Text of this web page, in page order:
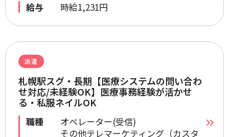
給与
時給1,231円
派遣
札幌駅スグ・長期【医療システムの問い合わ
せ対応/未経験OK】医療事務経験が活かせ
る・私服ネイルOK
職種
オペレーター(受信)
その他テレマーケティング（カスタ